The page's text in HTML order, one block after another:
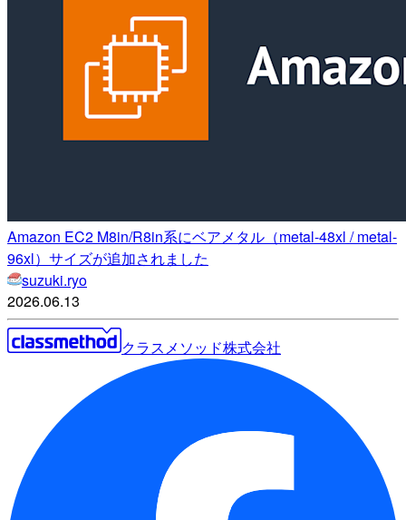
Amazon EC2 M8in/R8in系にベアメタル（metal-48xl / metal-
96xl）サイズが追加されました
suzuki.ryo
2026.06.13
クラスメソッド株式会社